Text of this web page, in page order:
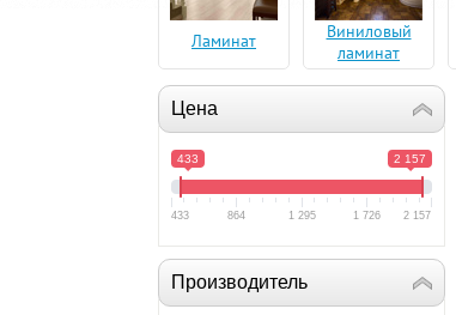
Ламинат
Виниловый
ламинат
Цена
433 2 157
433 864 1 295 1 726 2 157
Производитель